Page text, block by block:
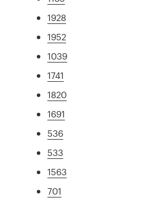
1928
1952
1039
1741
1820
1691
536
533
1563
701